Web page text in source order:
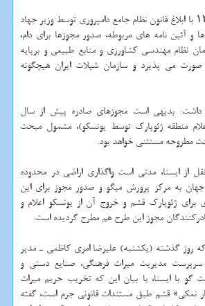
به گفته وی، از سال ۱۳۹۱ با ابلاغ قانون نظام جامع دامپروری توسط وزیر جهاد
و آئین نامه های مربوطه، صدور مجوزها برای دام،
نظام مهندسی كشاورزی و منابع طبیعی و برپایه
صورت می پذیرد و سازمان شیلات ایران هیچگونه
داشت: بدیهی است مجوزهای صادره پیش از سال
اعلام منطقه ژئوپارك توسط یونسكو)، مشمول مبحث
مطروحه مستثنی خواهد بود.
از ایسنا، مدتی است واگذاری اراضی در محدوده
به مركز پرورش میگو و صدور مجوز برای این
برای ژئوپارك قشم و خروج آن از یونسكو اعلام و
مجوز این طرح هم مطرح گردیده است.
روز گذشته (یكشنبه) علیرضا امری كاظمی ـ مدیر
مدیریت میراث فرهنگی، صنایع دستی و
با ایسنا، با بیان این كه تخریب حریم میراث
نمكی» قشم طبق مستندات قانونی جرم است، گفته